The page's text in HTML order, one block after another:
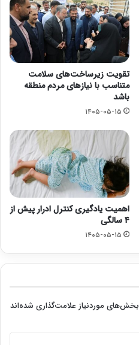
تقویت زیرساخت‌های سلامت
متناسب با نیازهای مردم منطقه
باشد
۱۴۰۵-۰۵-۱۵
اهمیت یادگیری کنترل ادرار پیش از
۴ سالگی
۱۴۰۵-۰۵-۱۵
بخش‌های موردنیاز علامت‌گذاری شده‌اند